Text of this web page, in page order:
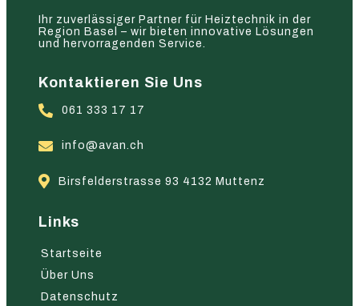
Ihr zuverlässiger Partner für Heiztechnik in der
Region Basel – wir bieten innovative Lösungen
und hervorragenden Service.
Kontaktieren Sie Uns
061 333 17 17
info@avan.ch
Birsfelderstrasse 93 4132 Muttenz
Links
Startseite
Über Uns
Datenschutz